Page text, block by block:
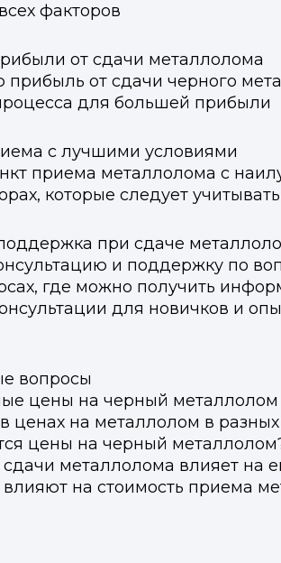
факторов
от сдачи металлолома
прибыль от сдачи черного
для большей прибыли
с лучшими условиями
приема металлолома с
которые следует
при сдаче
и поддержку по
где можно получить
для новичков и
вопросы
цены на черный
ценах на металлолом в разных
цены на черный
металлолома влияет на
на стоимость приема